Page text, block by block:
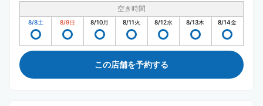
空き時間
8/8土 8/9日 8/10月 8/11火 8/12水 8/13木 8/14金
この店舗を予約する